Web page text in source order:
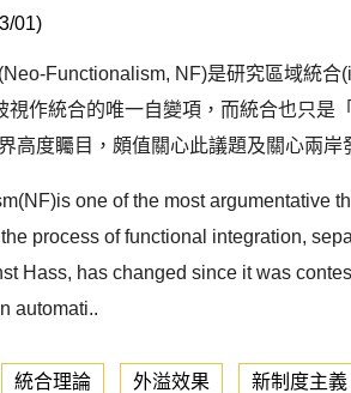
01)
(Neo-Functionalism, NF)是研究區域統
視作統合的唯一自變項，而統合也只是
高度矚目，頗值關心此議題及關心兩岸
one of the most argumentative
process of functional integration,
Hass, has changed since it was
automati..
統合理論 外溢效果 新制度主義